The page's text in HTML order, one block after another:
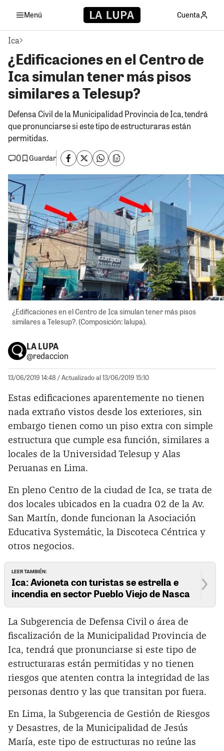
Menú Cuenta
Ica
¿Edificaciones en el Centro de
Ica simulan tener más pisos
similares a Telesup?
Defensa Civil de la Municipalidad Provincia de Ica, tendrá
que pronunciarse si este tipo de estructuraras están
permitidas.
0
Guardar
¿Edificaciones en el Centro de Ica simulan tener más pisos
similares a Telesup?. (Composición: lalupa).
LA LUPA
@redaccion
13/06/2019 14:48 / Actualizado al 13/06/2019 15:10
Estas edificaciones aparentemente no tienen
nada extraño vistos desde los exteriores, sin
embargo tienen como un piso extra con simple
estructura que cumple esa función, similares a
locales de la Universidad Telesup y Alas
Peruanas en Lima.
En pleno Centro de la ciudad de Ica, se trata de
dos locales ubicados en la cuadra 02 de la Av.
San Martín, donde funcionan la Asociación
Educativa Systemátic, la Discoteca Céntrica y
otros negocios.
LEER TAMBIÉN:
Ica: Avioneta con turistas se estrella e
incendia en sector Pueblo Viejo de Nasca
La Subgerencia de Defensa Civil o área de
fiscalización de la Municipalidad Provincia de
Ica, tendrá que pronunciarse si este tipo de
estructuraras están permitidas y no tienen
riesgos que atenten contra la integridad de las
personas dentro y las que transitan por fuera.
En Lima, la Subgerencia de Gestión de Riesgos
y Desastres, de la Municipalidad de Jesús
María, este tipo de estructuras no reúne las